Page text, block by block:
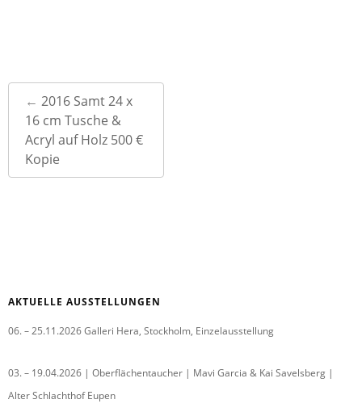
Post
navigation
← 2016 Samt 24 x
16 cm Tusche &
Acryl auf Holz 500 €
Kopie
AKTUELLE AUSSTELLUNGEN
06. – 25.11.2026 Galleri Hera, Stockholm, Einzelausstellung
03. – 19.04.2026 | Oberflächentaucher | Mavi Garcia & Kai Savelsberg |
Alter Schlachthof Eupen